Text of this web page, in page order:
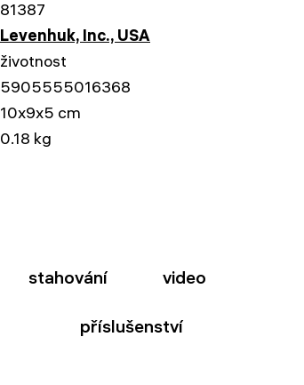
81387
Levenhuk, Inc., USA
životnost
5905555016368
10x9x5 cm
0.18 kg
stahování video
příslušenství